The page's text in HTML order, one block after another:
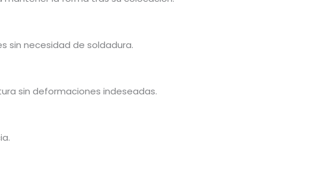
sin necesidad de soldadura.
sin deformaciones indeseadas.